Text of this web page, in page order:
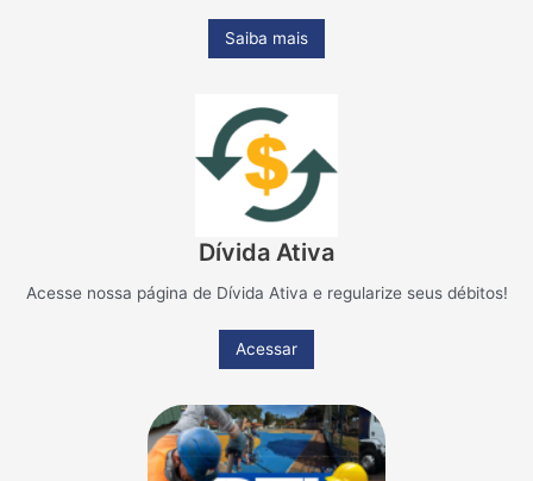
Saiba mais
Dívida Ativa
Acesse nossa página de Dívida Ativa e regularize seus débitos!
Acessar